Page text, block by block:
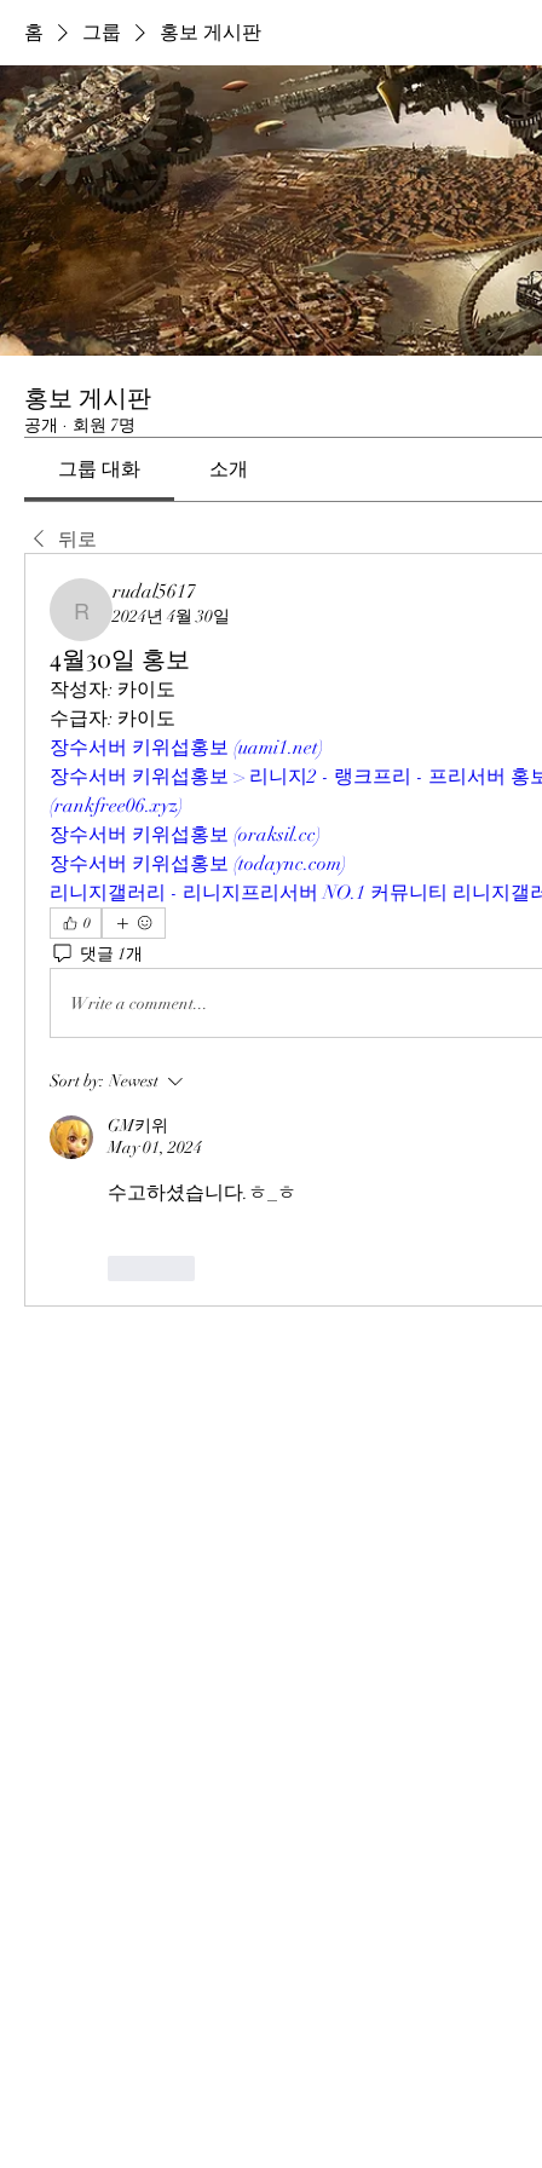
홈 그룹 홍보 게시판
홍보 게시판
공개 · 회원 7명
그룹 대화 소개
뒤로
rudal5617
rudal5617
2024년 4월 30일
4월30일 홍보
작성자: 카이도
수급자: 카이도
장수서버 키위섭홍보 (uami1.net)
장수서버 키위섭홍보 > 리니지2 - 랭크프리 - 프리서버 홍
(rankfree06.xyz)
장수서버 키위섭홍보 (oraksil.cc)
장수서버 키위섭홍보 (todaync.com)
리니지갤러리 - 리니지프리서버 NO.1 커뮤니티 리니지갤
0
댓글 1개
Write a comment...
Sort by: Newest
GM키위
May 01, 2024
수고하셨습니다.ㅎ_ㅎ